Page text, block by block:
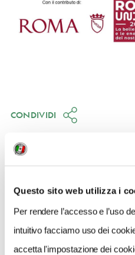
Questo sito web utilizza i
Per rendere l’accesso e l’uso
intuitivo facciamo uso dei
accetta l'impostazione dei
CONDIVIDI